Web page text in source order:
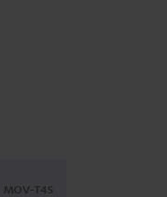
MOV-T4S